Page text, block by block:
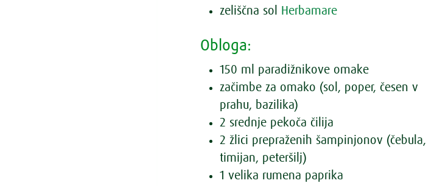
zeliščna sol
Herbamare
Obloga:
150 ml paradižnikove omake
začimbe za omako (sol, poper, česen v
prahu, bazilika)
2 srednje pekoča čilija
2 žlici prepraženih šampinjonov (čebula,
timijan, peteršilj)
1 velika rumena paprika